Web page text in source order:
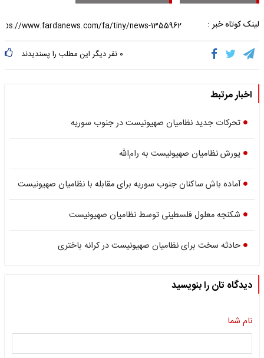
لینک کوتاه خبر :
۰ نفر دیگر این مطلب را پسندیدند
اخبار مرتبط
تحرکات جدید نظامیان صهیونیست در جنوب سوریه
یورش نظامیان صهیونیست به رام‌الله
آماده باش ساکنان جنوب سوریه برای مقابله با نظامیان صهیونیست
شکنجه معلول فلسطینی توسط نظامیان صهیونیست
حادثه سخت برای نظامیان صهیونیست در کرانه باختری
دیدگاه تان را بنویسید
نام شما